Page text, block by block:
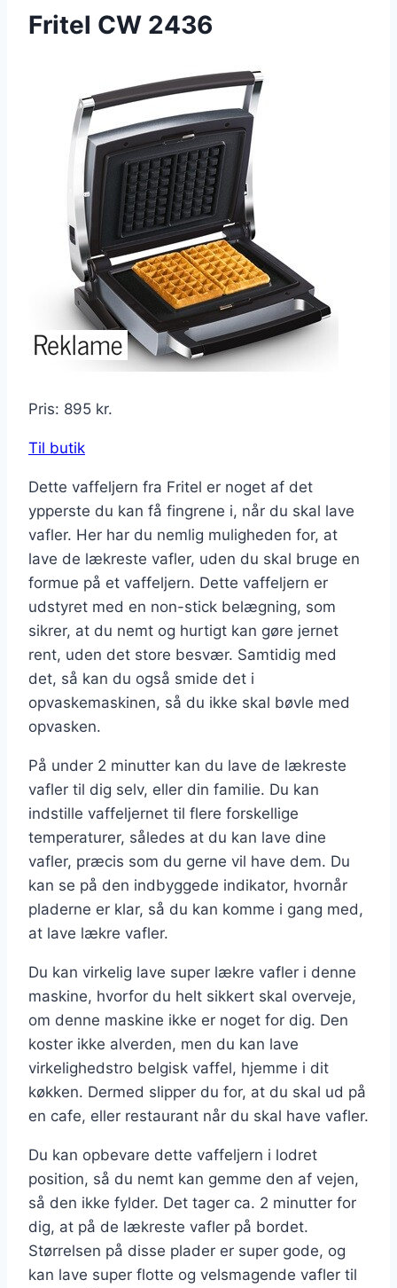
Fritel CW 2436
Pris: 895 kr.
Til butik
Dette vaffeljern fra Fritel er noget af det
ypperste du kan få fingrene i, når du skal lave
vafler. Her har du nemlig muligheden for, at
lave de lækreste vafler, uden du skal bruge en
formue på et vaffeljern. Dette vaffeljern er
udstyret med en non-stick belægning, som
sikrer, at du nemt og hurtigt kan gøre jernet
rent, uden det store besvær. Samtidig med
det, så kan du også smide det i
opvaskemaskinen, så du ikke skal bøvle med
opvasken.
På under 2 minutter kan du lave de lækreste
vafler til dig selv, eller din familie. Du kan
indstille vaffeljernet til flere forskellige
temperaturer, således at du kan lave dine
vafler, præcis som du gerne vil have dem. Du
kan se på den indbyggede indikator, hvornår
pladerne er klar, så du kan komme i gang med,
at lave lækre vafler.
Du kan virkelig lave super lækre vafler i denne
maskine, hvorfor du helt sikkert skal overveje,
om denne maskine ikke er noget for dig. Den
koster ikke alverden, men du kan lave
virkelighedstro belgisk vaffel, hjemme i dit
køkken. Dermed slipper du for, at du skal ud på
en cafe, eller restaurant når du skal have vafler.
Du kan opbevare dette vaffeljern i lodret
position, så du nemt kan gemme den af vejen,
så den ikke fylder. Det tager ca. 2 minutter for
dig, at på de lækreste vafler på bordet.
Størrelsen på disse plader er super gode, og
kan lave super flotte og velsmagende vafler til